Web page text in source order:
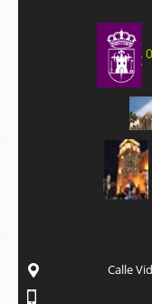
Calle